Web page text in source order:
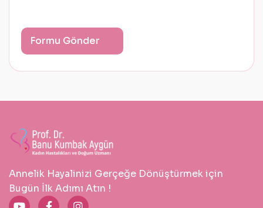
Annelik Hayalinizi Gerçeğe Dönüştürmek için
Bugün İlk Adımı Atın !